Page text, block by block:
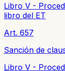
Libro V -
libro del ET
Art. 657
Sanción de
Libro V -